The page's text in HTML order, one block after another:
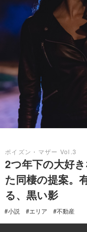
ポイズン・マザー Vol.3
2つ年下の大好
た同棲の提案。
る、黒い影
#小説 #エリア #不動産